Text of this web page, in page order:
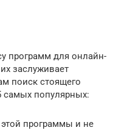
программ для онлайн-
заслуживает
поиск стоящего
самых популярных:
этой программы и не